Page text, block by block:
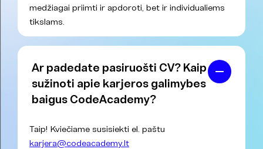
medžiagai priimti ir apdoroti, bet ir individualiems
tikslams.
Ar padedate pasiruošti CV? Kaip
sužinoti apie karjeros galimybes
baigus CodeAcademy?
Taip! Kviečiame susisiekti el. paštu
karjera@codeacademy.lt